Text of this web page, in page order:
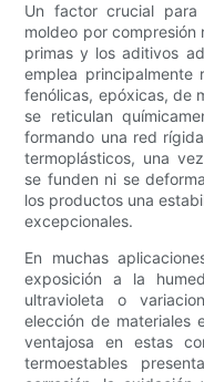
Un factor crucial para
moldeo por compresión
primas y los aditivos
emplea principalmente
fenólicas, epóxicas, de
se reticulan
formando una red
termoplásticos, una
se funden ni se
los productos una
excepcionales.
En muchas
exposición a la
ultravioleta o
elección de materiales
ventajosa en estas
termoestables